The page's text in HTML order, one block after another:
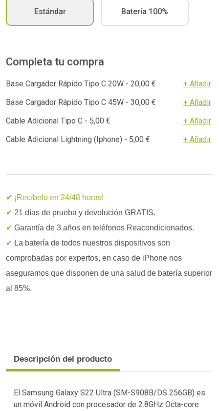
Estándar Batería 100%
Completa tu compra
Base Cargador Rápido Tipo C 20W - 20,00 €
+ Añadir
Base Cargador Rápido Tipo C 45W - 30,00 €
+ Añadir
Cable Adicional Tipo C - 5,00 €
+ Añadir
Cable Adicional Lightning (Iphone) - 5,00 €
+ Añadir
✔ ¡Recíbelo en 24/48 horas!
✔ 21 días de prueba y devolución GRATIS.
✔ Garantía de 3 años en teléfonos Reacondicionados.
✔ La batería de todos nuestros dispositivos son
comprobadas por expertos, en caso de iPhone nos
aseguramos que disponen de una salud de batería superior
al 85%.
Descripción del producto
El Samsung Galaxy S22 Ultra (SM-S908B/DS 256GB) es
un móvil Android con procesador de 2.8GHz Octa-core